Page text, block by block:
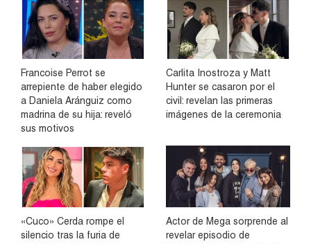
Francoise Perrot se
arrepiente de haber elegido
a Daniela Aránguiz como
madrina de su hija: reveló
sus motivos
Carlita Inostroza y Matt
Hunter se casaron por el
civil: revelan las primeras
imágenes de la ceremonia
«Cuco» Cerda rompe el
silencio tras la furia de
Actor de Mega sorprende al
revelar episodio de